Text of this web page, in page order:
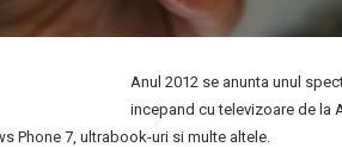
Anul 2012 se anunta unul
incepand cu televizoare de la
Phone 7, ultrabook-uri si multe altele.